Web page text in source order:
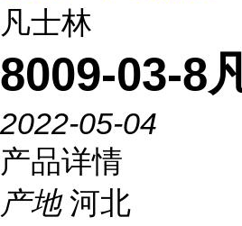
凡士林
8009-03-8
2022-05-04
产品详情
产地 河北